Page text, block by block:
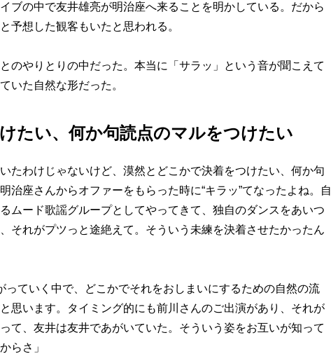
ブの中で友井雄亮が明治座へ来ることを明かしている。だから
予想した観客もいたと思われる。
のやりとりの中だった。本当に「サラッ」という音が聞こえて
た自然な形だった。
たい、何か句読点のマルをつけたい
たわけじゃないけど、漠然とどこかで決着をつけたい、何か句
治座さんからオファーをもらった時に“キラッ”てなったよね。自
ード歌謡グループとしてやってきて、独自のダンスをあいつ
それがプツっと途絶えて。そういう未練を決着させたかったん
ていく中で、どこかでそれをおしまいにするための自然の流
思います。タイミング的にも前川さんのご出演があり、それが
て、友井は友井であがいていた。そういう姿をお互いが知って
らさ」